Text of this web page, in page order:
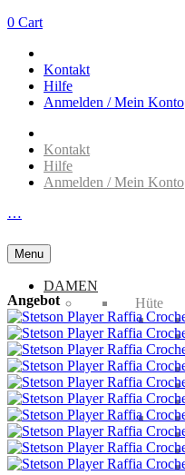
0 Cart
Kontakt
Hilfe
Anmelden / Mein Konto
Kontakt
Hilfe
Anmelden / Mein Konto
…
Menu
DAMEN
Hüte
Angebot